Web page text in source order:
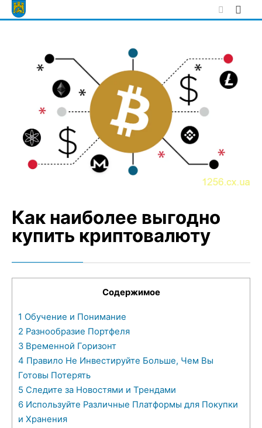
Skip
to
Как наиболее выгодно
купить криптовалюту
Содержимое
1 Обучение и Понимание
2 Разнообразие Портфеля
3 Временной Горизонт
4 Правило Не Инвестируйте Больше, Чем Вы
Готовы Потерять
5 Следите за Новостями и Трендами
6 Используйте Различные Платформы для Покупки
и Хранения